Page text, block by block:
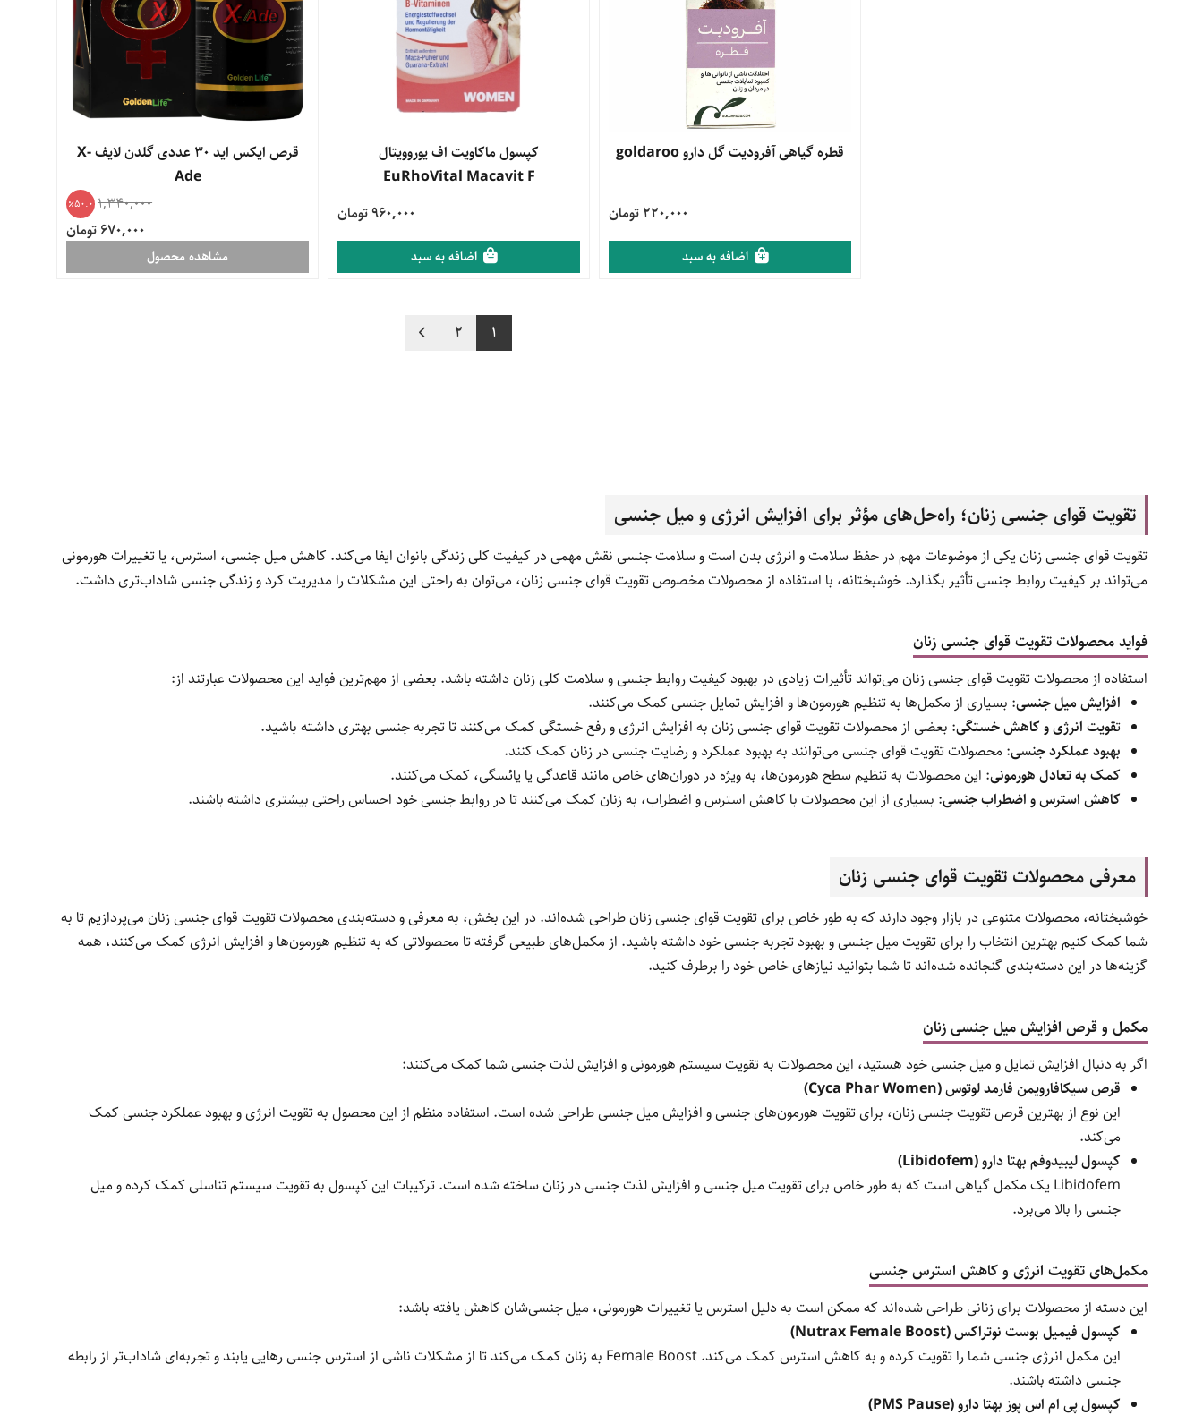
مشاهده محصول
قطره گیاهی آفرودیت گل دارو goldaroo
220,000 تومان
اضافه به سبد
مشاهده محصول
کپسول ماکاویت اف یوروویتال
EuRhoVital Macavit F
960,000 تومان
اضافه به سبد
قرص ایکس اید 30 عددی گلدن لایف X-
Ade
1,340,000
50.0
670,000 تومان
مشاهده محصول
1
2
تقویت قوای جنسی زنان؛ راه‌حل‌های مؤثر برای افزایش انرژی و میل جنسی
تقویت قوای جنسی زنان یکی از موضوعات مهم در حفظ سلامت و انرژی بدن است و سلامت جنسی نقش مهمی در کیفیت کلی زندگی بانوان ایفا می‌کند. کاهش میل جنسی، استرس، یا تغییرات هورمونی
می‌تواند بر کیفیت روابط جنسی تأثیر بگذارد. خوشبختانه، با استفاده از محصولات مخصوص تقویت قوای جنسی زنان، می‌توان به راحتی این مشکلات را مدیریت کرد و زندگی جنسی شاداب‌تری داشت.
فواید محصولات تقویت قوای جنسی زنان
استفاده از محصولات تقویت قوای جنسی زنان می‌تواند تأثیرات زیادی در بهبود کیفیت روابط جنسی و سلامت کلی زنان داشته باشد. بعضی از مهم‌ترین فواید این محصولات عبارتند از:
افزایش میل جنسی: بسیاری از مکمل‌ها به تنظیم هورمون‌ها و افزایش تمایل جنسی کمک می‌کنند.
تقویت انرژی و کاهش خستگی: بعضی از محصولات تقویت قوای جنسی زنان به افزایش انرژی و رفع خستگی کمک می‌کنند تا تجربه جنسی بهتری داشته باشید.
بهبود عملکرد جنسی: محصولات تقویت قوای جنسی می‌توانند به بهبود عملکرد و رضایت جنسی در زنان کمک کنند.
کمک به تعادل هورمونی: این محصولات به تنظیم سطح هورمون‌ها، به ویژه در دوران‌های خاص مانند قاعدگی یا یائسگی، کمک می‌کنند.
کاهش استرس و اضطراب جنسی: بسیاری از این محصولات با کاهش استرس و اضطراب، به زنان کمک می‌کنند تا در روابط جنسی خود احساس راحتی بیشتری داشته باشند.
معرفی محصولات تقویت قوای جنسی زنان
خوشبختانه، محصولات متنوعی در بازار وجود دارند که به طور خاص برای تقویت قوای جنسی زنان طراحی شده‌اند. در این بخش، به معرفی و دسته‌بندی محصولات تقویت قوای جنسی زنان می‌پردازیم تا به
شما کمک کنیم بهترین انتخاب را برای تقویت میل جنسی و بهبود تجربه جنسی خود داشته باشید. از مکمل‌های طبیعی گرفته تا محصولاتی که به تنظیم هورمون‌ها و افزایش انرژی کمک می‌کنند، همه
گزینه‌ها در این دسته‌بندی گنجانده شده‌اند تا شما بتوانید نیازهای خاص خود را برطرف کنید.
مکمل‌ و قرص افزایش میل جنسی زنان
اگر به دنبال افزایش تمایل و میل جنسی خود هستید، این محصولات به تقویت سیستم هورمونی و افزایش لذت جنسی شما کمک می‌کنند:
قرص سیکافارویمن فارمد لوتوس (Cyca Phar Women)
این نوع از بهترین قرص تقویت جنسی زنان، برای تقویت هورمون‌های جنسی و افزایش میل جنسی طراحی شده است. استفاده منظم از این محصول به تقویت انرژی و بهبود عملکرد جنسی کمک
می‌کند.
کپسول لیبیدوفم بهتا دارو (Libidofem)
Libidofem یک مکمل گیاهی است که به طور خاص برای تقویت میل جنسی و افزایش لذت جنسی در زنان ساخته شده است. ترکیبات این کپسول به تقویت سیستم تناسلی کمک کرده و میل
جنسی را بالا می‌برد.
مکمل‌های تقویت انرژی و کاهش استرس جنسی
این دسته از محصولات برای زنانی طراحی شده‌اند که ممکن است به دلیل استرس یا تغییرات هورمونی، میل جنسی‌شان کاهش یافته باشد:
کپسول فیمیل بوست نوتراکس (Nutrax Female Boost)
این مکمل انرژی جنسی شما را تقویت کرده و به کاهش استرس کمک می‌کند. Female Boost به زنان کمک می‌کند تا از مشکلات ناشی از استرس جنسی رهایی یابند و تجربه‌ای شاداب‌تر از رابطه
جنسی داشته باشند.
کپسول پی ام اس پوز بهتا دارو (PMS Pause)